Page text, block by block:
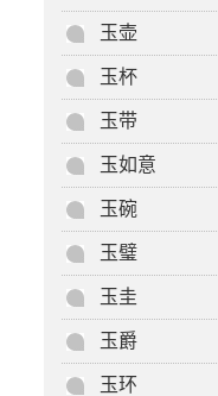
玉壶
玉杯
玉带
玉如意
玉碗
玉璧
玉圭
玉爵
玉环